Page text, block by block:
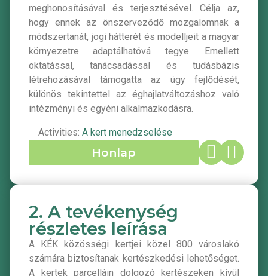
meghonosításával és terjesztésével. Célja az,
hogy ennek az önszerveződő mozgalomnak a
módszertanát, jogi hátterét és modelljeit a magyar
környezetre adaptálhatóvá tegye. Emellett
oktatással, tanácsadással és tudásbázis
létrehozásával támogatta az ügy fejlődését,
különös tekintettel az éghajlatváltozáshoz való
intézményi és egyéni alkalmazkodásra.
Activities: A kert menedzselése
Honlap
2. A tevékenység
részletes leírása
A KÉK közösségi kertjei közel 800 városlakó
számára biztosítanak kertészkedési lehetőséget.
A kertek parcelláin dolgozó kertészeken kívül